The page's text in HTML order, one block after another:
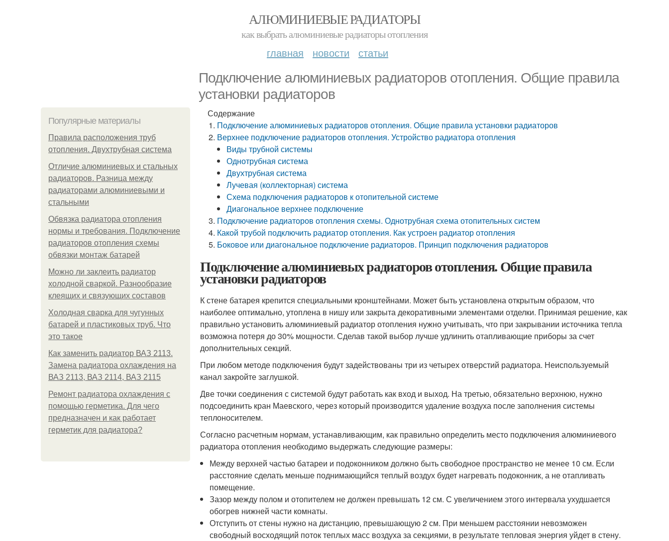
АЛЮМИНИЕВЫЕ РАДИАТОРЫ
как выбрать алюминиевые радиаторы отопления
главная новости статьи
Подключение алюминиевых радиаторов отопления. Общие правила
установки радиаторов
Популярные материалы
Правила расположения труб
отопления. Двухтрубная система
Отличие алюминиевых и стальных
радиаторов. Разница между
радиаторами алюминиевыми и
стальными
Обвязка радиатора отопления
нормы и требования. Подключение
радиаторов отопления схемы
обвязки монтаж батарей
Можно ли заклеить радиатор
холодной сваркой. Разнообразие
клеящих и связующих составов
Холодная сварка для чугунных
батарей и пластиковых труб. Что
это такое
Как заменить радиатор ВАЗ 2113.
Замена радиатора охлаждения на
ВАЗ 2113, ВАЗ 2114, ВАЗ 2115
Ремонт радиатора охлаждения с
помощью герметика. Для чего
предназначен и как работает
герметик для радиатора?
Содержание
Подключение алюминиевых радиаторов отопления. Общие правила установки радиаторов
Верхнее подключение радиаторов отопления. Устройство радиатора отопления
Виды трубной системы
Однотрубная система
Двухтрубная система
Лучевая (коллекторная) система
Схема подключения радиаторов к отопительной системе
Диагональное верхнее подключение
Подключение радиаторов отопления схемы. Однотрубная схема отопительных систем
Какой трубой подключить радиатор отопления. Как устроен радиатор отопления
Боковое или диагональное подключение радиаторов. Принцип подключения радиаторов
Подключение алюминиевых радиаторов отопления. Общие правила
установки радиаторов
К стене батарея крепится специальными кронштейнами. Может быть установлена открытым образом, что
наиболее оптимально, утоплена в нишу или закрыта декоративными элементами отделки. Принимая решение, как
правильно установить алюминиевый радиатор отопления нужно учитывать, что при закрывании источника тепла
возможна потеря до 30% мощности. Сделав такой выбор лучше удлинить отапливающие приборы за счет
дополнительных секций.
При любом методе подключения будут задействованы три из четырех отверстий радиатора. Неиспользуемый
канал закройте заглушкой.
Две точки соединения с системой будут работать как вход и выход. На третью, обязательно верхнюю, нужно
подсоединить кран Маевского, через который производится удаление воздуха после заполнения системы
теплоносителем.
Согласно расчетным нормам, устанавливающим, как правильно определить место подключения алюминиевого
радиатора отопления необходимо выдержать следующие размеры:
Между верхней частью батареи и подоконником должно быть свободное пространство не менее 10 см. Если
расстояние сделать меньше поднимающийся теплый воздух будет нагревать подоконник, а не отапливать
помещение.
Зазор между полом и отопителем не должен превышать 12 см. С увеличением этого интервала ухудшается
обогрев нижней части комнаты.
Отступить от стены нужно на дистанцию, превышающую 2 см. При меньшем расстоянии невозможен
свободный восходящий поток теплых масс воздуха за секциями, в результате тепловая энергия уйдет в стену.